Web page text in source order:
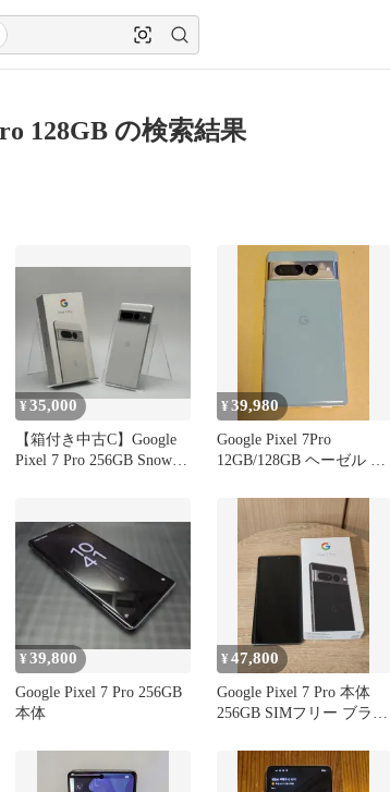
128GB の検索結果
¥35,000
【箱付き中古C】Google
Pixel 7 Pro 256GB Snow
¥39,980
Google Pixel 7Pro
12GB/128GB ヘーゼル 美
¥39,800
Google Pixel 7 Pro 256GB
本体
¥47,800
Google Pixel 7 Pro 本体
256GB SIMフリー ブラッ